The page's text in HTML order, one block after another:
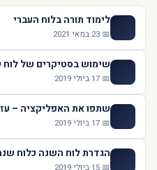
לימוד תורה בלוח העברי
📅 23 במאי 2021
שימוש בסטיקרים של לוח
📅 17 ביולי 2019
שתפו את האפליקציה –
📅 17 ביולי 2019
הגדרת לוח השנה כלוח
📅 15 ביולי 2019